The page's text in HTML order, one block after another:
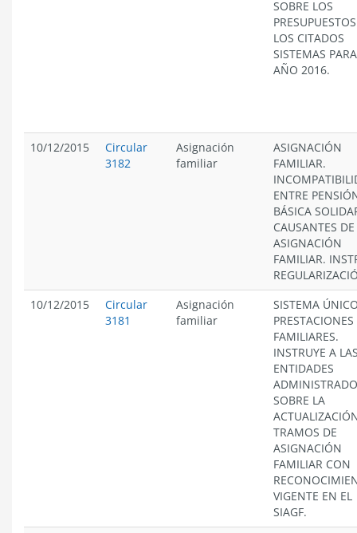
SOBRE LOS
LOS CITADOS
SISTEMAS
AÑO 2016.
10/12/2015
Circular
3182
Asignación
familiar
ASIGNACIÓN
FAMILIAR.
ENTRE
BÁSICA
CAUSANTES DE
ASIGNACIÓN
FAMILIAR.
10/12/2015
Circular
3181
Asignación
familiar
SISTEMA
PRESTACIONES
FAMILIARES.
INSTRUYE A
ENTIDADES
SOBRE LA
TRAMOS DE
ASIGNACIÓN
FAMILIAR CON
VIGENTE EN EL
SIAGF.